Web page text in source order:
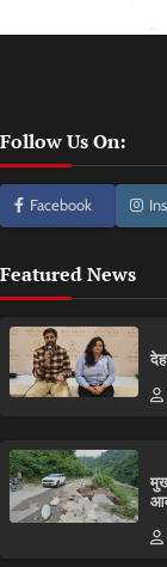
Follow Us On:
Facebook
Featured News